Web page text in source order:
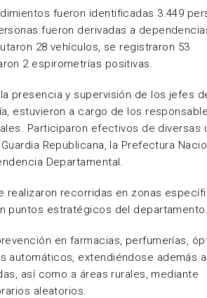
fueron identificadas 3.449
fueron derivadas a
28 vehículos, se registraron 53
2 espirometrías positivas.
presencia y supervisión de los jefes
estuvieron a cargo de los
Participaron efectivos de diversas
Republicana, la Prefectura
Departamental.
realizaron recorridas en zonas
puntos estratégicos del departamento.
en farmacias, perfumerías,
automáticos, extendiéndose además a
así como a áreas rurales, mediante
aleatorios.